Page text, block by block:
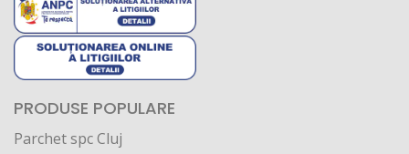
PRODUSE POPULARE
Parchet spc Cluj